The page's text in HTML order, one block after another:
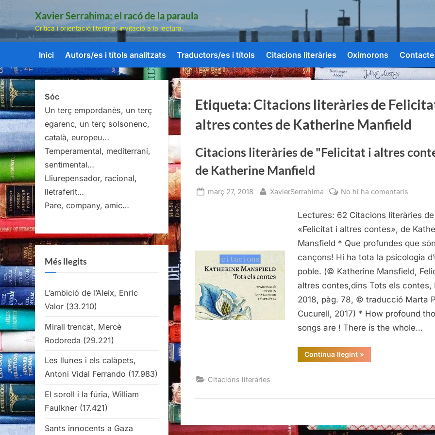
Skip
content
Xavier Serrahima: el racó de la paraula
Crítica i orientació literària: invitació a la lectura.
Inici Autors/es i títols analitzats Traductors/es i títols Citacions literàries Oxímorons Contacte
Etiqueta: Citacions literàries de
altres contes de Katherine Manfield
Citacions literàries de "Felicitat i altres
de Katherine Manfield
Posted
març 27, 2018 By
XavierSerrahima No hi ha comentaris
literàries
de
"Felicitat
altres
de
Lectures: 62 Citacions literàries de
«Felicitat i altres contes», de
Mansfield * Que profundes que
cançons! Hi ha tota la psicologia
poble. (© Katherine Mansfield,
altres contes,dins Tots els contes,
2018, pàg. 78, © traducció Marta
Cucurell, 2017) * How profound
songs are ! There is the whole…
Continua llegint“Citacions
literàries
de
»
Citacions literàries
Sóc
Un terç empordanès, un terç
egarenc, un terç solsonenc,
català, europeu…
Temperamental, mediterrani,
sentimental…
Lliurepensador, racional,
lletraferit…
Pare, company, amic…
Més llegits
L’ambició de l’Aleix, Enric
Valor (33.210)
Mirall trencat, Mercè
Rodoreda (29.221)
Les llunes i els calàpets,
Antoni Vidal Ferrando (17.983)
El soroll i la fúria, William
Faulkner (17.421)
Sants innocents a Gaza